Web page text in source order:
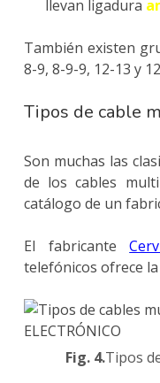
llevan ligadura
También existen
8-9, 8-9-9, 12-13 y
Tipos de cable
Son muchas las
de los cables
catálogo de un
El fabricante
telefónicos ofrece
Fig. 4.Tipos